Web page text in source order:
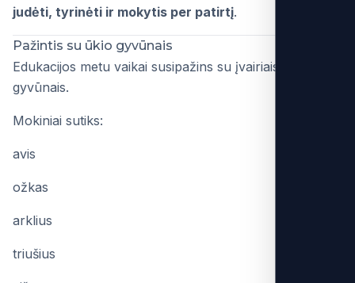
judėti, tyrinėti ir mokytis per patirtį.
Pažintis su ūkio gyvūnais
Edukacijos metu vaikai susipažins su įvairiais ūkio
gyvūnais.
Mokiniai sutiks:
avis
ožkas
arklius
triušius